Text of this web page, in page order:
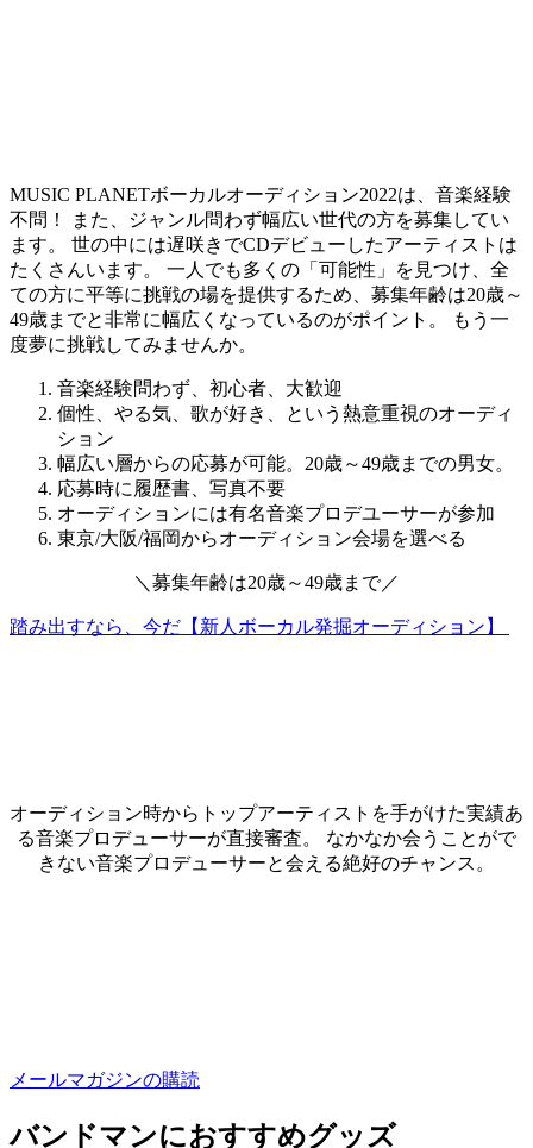
MUSIC PLANETボーカルオーディション2022は、音楽経験
不問！ また、ジャンル問わず幅広い世代の方を募集してい
ます。 世の中には遅咲きでCDデビューしたアーティストは
たくさんいます。 一人でも多くの「可能性」を見つけ、全
ての方に平等に挑戦の場を提供するため、募集年齢は20歳～
49歳までと非常に幅広くなっているのがポイント。
もう一
度夢に挑戦してみませんか。
音楽経験問わず、初心者、大歓迎
個性、やる気、歌が好き、という熱意重視のオーディ
ション
幅広い層からの応募が可能。20歳～49歳までの男女。
応募時に履歴書、写真不要
オーディションには有名音楽プロデユーサーが参加
東京/大阪/福岡からオーディション会場を選べる
＼ 募集年齢は20歳～49歳まで／
踏み出すなら、今だ【新人ボーカル発掘オーディション】
オーディション時からトップアーティストを手がけた実績あ
る音楽プロデューサーが直接審査。 なかなか会うことがで
きない音楽プロデューサーと会える絶好のチャンス。
メールマガジンの購読
バンドマンにおすすめグッズ